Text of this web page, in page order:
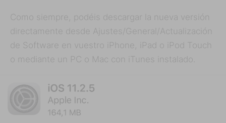
Como siempre, podéis descargar la nueva versión
directamente desde Ajustes/General/Actualización
de Software en vuestro iPhone, iPad o iPod Touch
o mediante un PC o Mac con iTunes instalado.